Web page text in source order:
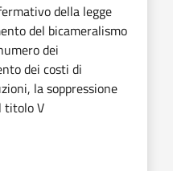
della legge
del bicameralismo
dei
dei costi di
la soppressione
titolo V